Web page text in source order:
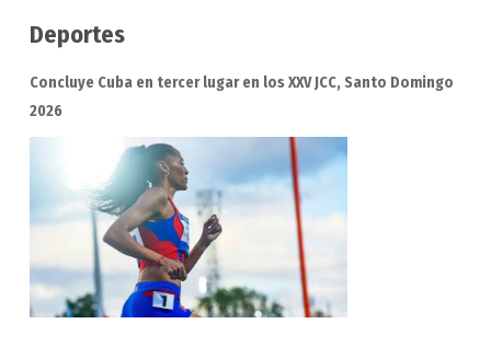
Deportes
Concluye Cuba en tercer lugar en los XXV JCC, Santo Domingo
2026